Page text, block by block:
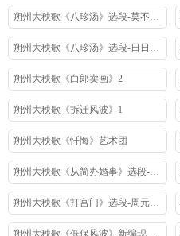
朔州大秧歌《八珍汤》选段-莫不是与孩儿梦中相见-朔州大秧歌剧团
朔州大秧歌《八珍汤》选段-日日盼夜夜想何日团圆高鸿叶解翠玲
朔州大秧歌《白郎卖画》2
朔州大秧歌《拆迁风波》1
朔州大秧歌《忏悔》艺术团
朔州大秧歌《从简办婚事》选段-贾英华
朔州大秧歌《打宫门》选段-周元金翠花早期录音
朔州大秧歌《低保风波》新编现代戏